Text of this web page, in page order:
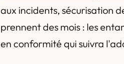
aux incidents, sécurisation
prennent des mois : les
en conformité qui suivra